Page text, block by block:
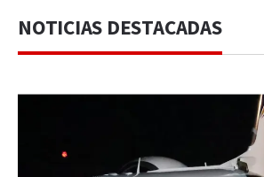
NOTICIAS DESTACADAS